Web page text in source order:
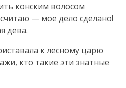
конским волосом
— мое дело сделано!
дева.
к лесному царю
кто такие эти знатные